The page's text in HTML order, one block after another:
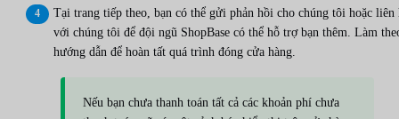
Tại trang tiếp theo, bạn có thể gửi phản hồi cho chúng tôi hoặc liên
với chúng tôi để đội ngũ ShopBase có thể hỗ trợ bạn thêm. Làm
hướng dẫn để hoàn tất quá trình đóng cửa hàng.
Nếu bạn chưa thanh toán tất cả các khoản phí chưa